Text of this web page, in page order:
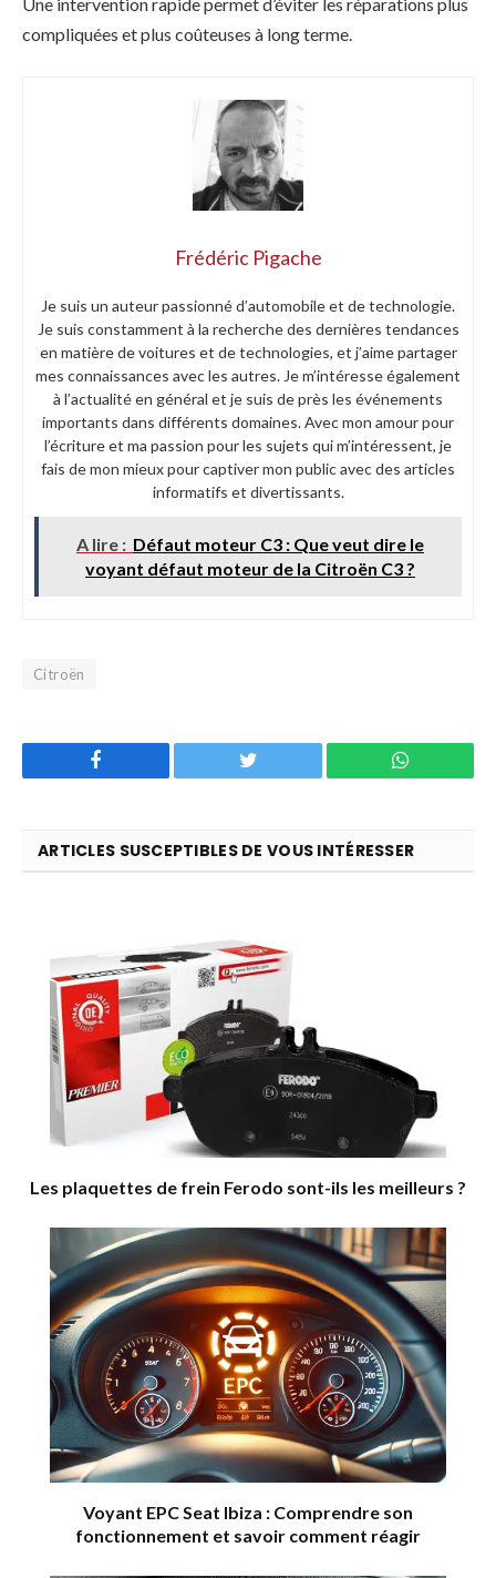
compliquées et plus coûteuses à long terme.
Frédéric Pigache
Je suis un auteur passionné d’automobile et de technologie.
Je suis constamment à la recherche des dernières tendances
en matière de voitures et de technologies, et j’aime partager
mes connaissances avec les autres. Je m’intéresse également
à l’actualité en général et je suis de près les événements
importants dans différents domaines. Avec mon amour pour
l’écriture et ma passion pour les sujets qui m’intéressent, je
fais de mon mieux pour captiver mon public avec des articles
informatifs et divertissants.
A lire : Défaut moteur C3 : Que veut dire le
voyant défaut moteur de la Citroën C3 ?
Citroën
Twitter WhatsApp
ARTICLES SUSCEPTIBLES DE VOUS INTÉRESSER
Les plaquettes de frein Ferodo sont-ils les meilleurs ?
Voyant EPC Seat Ibiza : Comprendre son
fonctionnement et savoir comment réagir